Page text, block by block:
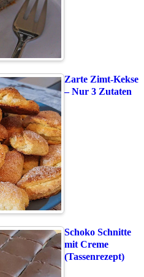
Zarte Zimt-Kekse
– Nur 3 Zutaten
Schoko Schnitte
mit Creme
(Tassenrezept)